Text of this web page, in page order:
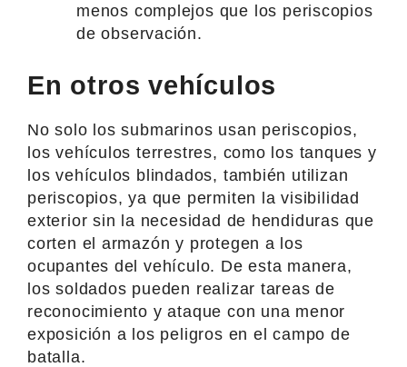
menos complejos que los periscopios
de observación.
En otros vehículos
No solo los submarinos usan periscopios,
los vehículos terrestres, como los tanques y
los vehículos blindados, también utilizan
periscopios, ya que permiten la visibilidad
exterior sin la necesidad de hendiduras que
corten el armazón y protegen a los
ocupantes del vehículo. De esta manera,
los soldados pueden realizar tareas de
reconocimiento y ataque con una menor
exposición a los peligros en el campo de
batalla.